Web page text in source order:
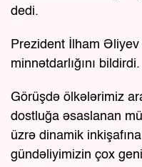
dedi.
Prezident İlham
minnətdarlığını bildirdi.
Görüşdə ölkələrimiz
dostluğa əsaslanan
üzrə dinamik
gündəliyimizin çox